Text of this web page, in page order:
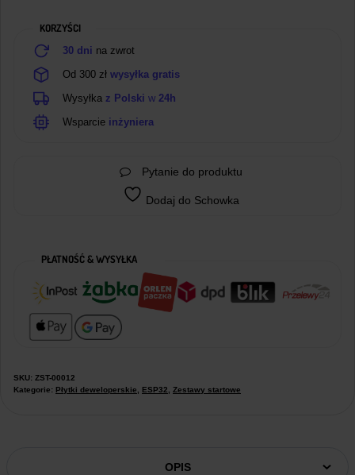
przewodem
USB
KORZYŚCI
30 dni na zwrot
Od 300 zł wysyłka gratis
Wysyłka z Polski w 24h
Wsparcie inżyniera
Pytanie do produktu
Dodaj do Schowka
PŁATNOŚĆ & WYSYŁKA
SKU: ZST-00012
Kategorie: Płytki deweloperskie ESP32 Zestawy startowe
OPIS